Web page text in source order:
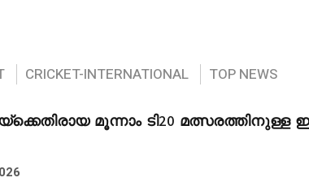
CRICKET-INTERNATIONAL TOP NEWS
മൂന്നാം ടി20 മത്സരത്തിനുള്ള